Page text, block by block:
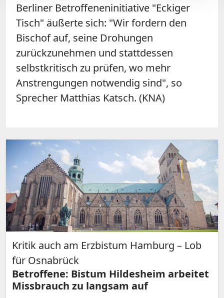
Berliner Betroffeneninitiative "Eckiger
Tisch" äußerte sich: "Wir fordern den
Bischof auf, seine Drohungen
zurückzunehmen und stattdessen
selbstkritisch zu prüfen, wo mehr
Anstrengungen notwendig sind", so
Sprecher Matthias Katsch. (KNA)
Kritik auch am Erzbistum Hamburg – Lob
für Osnabrück
Betroffene: Bistum Hildesheim arbeitet
Missbrauch zu langsam auf